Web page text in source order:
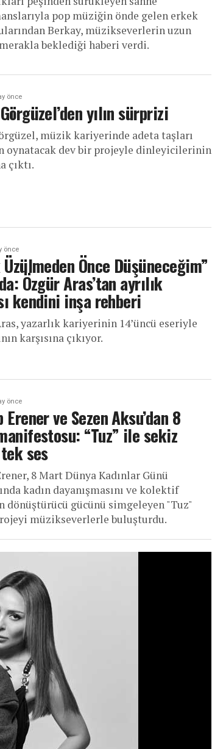
pop müziğin önde gelen erkek
Berkay, müzikseverlerin uzun
beklediği haberi verdi.
önce
yılın sürprizi
müzik kariyerinde adeta taşları
oynatacak dev bir projeyle dinleyicilerinin
çıktı.
önce
Üzülmeden Önce Düşüneceğim”
Özgür Aras’tan ayrılık
kendini inşa rehberi
yazarlık kariyerinin 14’üncü eseriyle
karşısına çıkıyor.
önce
Erener ve Sezen Aksu’dan 8
“Tuz” ile sekiz
ses
8 Mart Dünya Kadınlar Günü
kadın dayanışmasını ve kolektif
dönüştürücü gücünü simgeleyen "Tuz"
müzikseverlerle buluşturdu.